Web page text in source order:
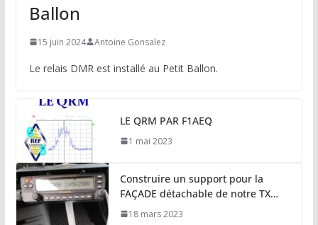
Ballon
15 juin 2024 Antoine Gonsalez
Le relais DMR est installé au Petit Ballon.
LE QRM PAR F1AEQ
1 mai 2023
Construire un support pour la
FAÇADE détachable de notre TX…
18 mars 2023